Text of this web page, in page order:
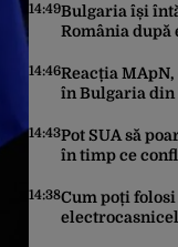
14:49Bulgaria își
România după
frontiera cu
14:46Reacția
în Bulgaria din
14:43Pot SUA să
în timp ce
THAAD și
14:38Cum poți